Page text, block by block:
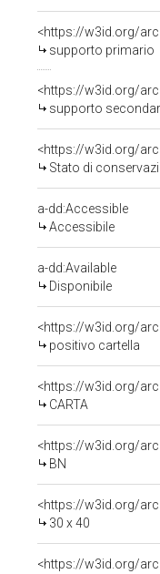
<https://w3id.org/
supporto primario
<https://w3id.org/
supporto
<https://w3id.org/
Stato di
a-dd:Accessible
Accessibile
a-dd:Available
Disponibile
<https://w3id.org/
positivo cartella
<https://w3id.org/
CARTA
<https://w3id.org/
BN
<https://w3id.org/
30 x 40
<https://w3id.org/